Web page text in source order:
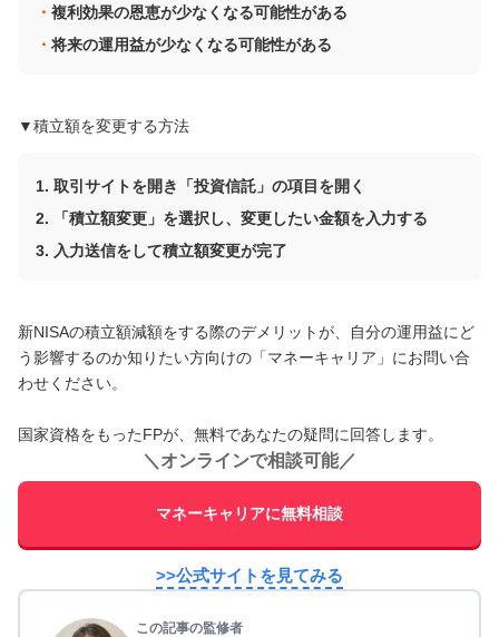
複利効果の恩恵が少なくなる可能性がある
将来の運用益が少なくなる可能性がある
▼積立額を変更する方法
取引サイトを開き「投資信託」の項目を開く
「積立額変更」を選択し、変更したい金額を入力する
入力送信をして積立額変更が完了
新NISAの積立額減額をする際のデメリットが、自分の運用益にど
う影響するのか知りたい方向けの「マネーキャリア」にお問い合
わせください。
国家資格をもったFPが、無料であなたの疑問に回答します。
＼ オンラインで相談可能／
マネーキャリアに無料相談
>>公式サイトを見てみる
この記事の監修者